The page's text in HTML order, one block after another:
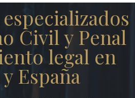
Civil y Penal
legal en
España